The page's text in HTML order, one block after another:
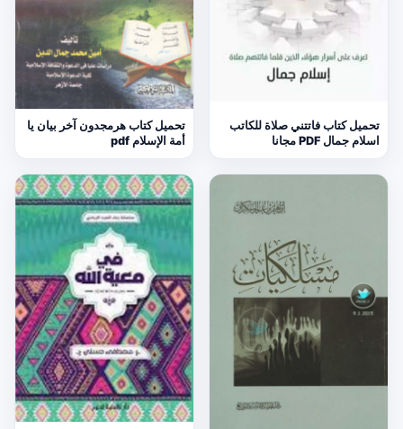
تحميل كتاب فاتتني صلاة للكاتب
اسلام جمال PDF مجانا
تحميل كتاب هرمجدون آخر بيان يا
أمة الإسلام pdf